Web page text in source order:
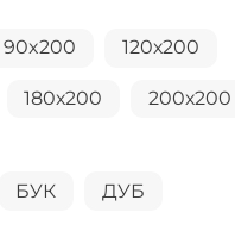
90x200 120х200
180х200 200х200
БУК ДУБ